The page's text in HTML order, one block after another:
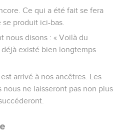
Ce qui a été fait se fera
produit ici-bas.
nous disons : « Voilà du
existé bien longtemps
arrivé à nos ancêtres. Les
ne laisseront pas non plus